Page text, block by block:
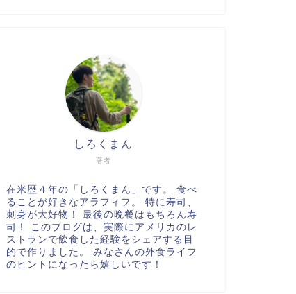
著者
しろくまん
在米歴４年の「しろくまん」です。 食べ
ることが好きなアラフィフ。 特に寿司、
刺身が大好物！ 最後の晩餐はもちろん寿
司！ このブログは、実際にアメリカのレ
ストランで飲食した経験をシェアする目
的で作りました。 みなさんの外食ライフ
のヒントになったら嬉しいです！